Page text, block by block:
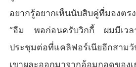
อยากรู้อยากเห็นนับสิบคู่ที่มองตร
“อืม พอก่อนครับวิกกี้ ผมมีเว
ประชุมต่อที่แคลิฟอร์เนียอีกสามวั
เขาผละออกมาจากอ้อมกอดของ